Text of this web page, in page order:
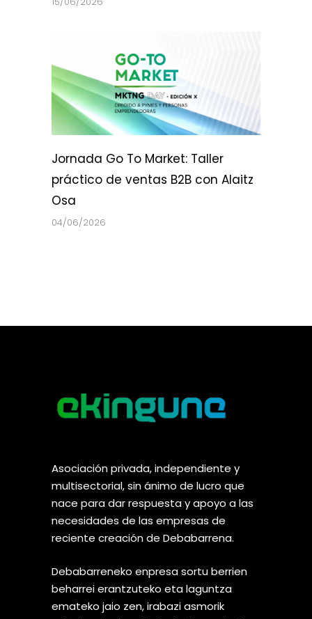
Jornada Go To Market: Taller
práctico de ventas B2B con Alaitz
Osa
04/06/2026
Asociación privada, independiente y
multisectorial, sin ánimo de lucro que
nace para dar respuesta y apoyo a las
necesidades de las empresas de
reciente creación de Debabarrena.
Debabarreneko enpresa sortu berrien
beharrei erantzuteko eta laguntza
emateko jaio zen, irabazi asmorik